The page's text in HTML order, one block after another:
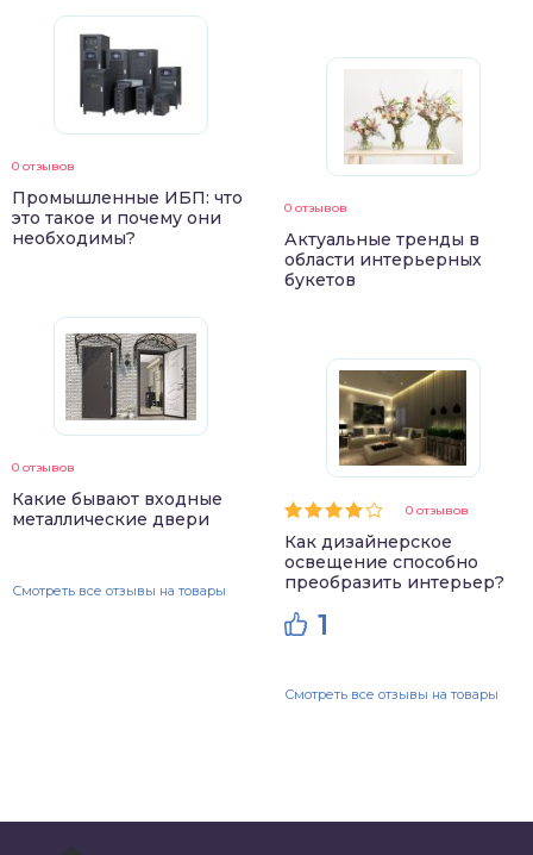
0 отзывов
Промышленные ИБП: что
это такое и почему они
необходимы?
0 отзывов
Какие бывают входные
металлические двери
Смотреть все отзывы на товары
0 отзывов
Актуальные тренды в
области интерьерных
букетов
0 отзывов
Как дизайнерское
освещение способно
преобразить интерьер?
1
Смотреть все отзывы на товары